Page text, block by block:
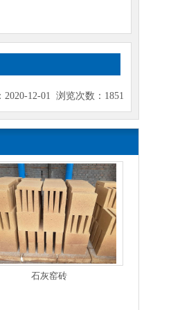
2020-12-01 浏览次数：1851
石灰窑砖